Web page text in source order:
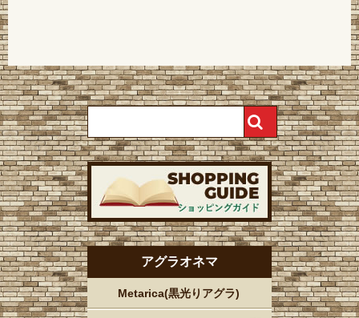
アグラオネマ
Metarica(黒光りアグラ)